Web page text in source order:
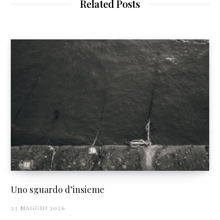
Related Posts
Uno sguardo d’insieme
23 MAGGIO 2026